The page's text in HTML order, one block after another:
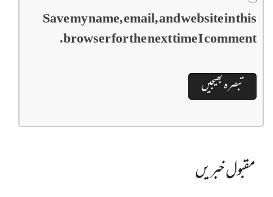
Save my name, email, and website in this
browser for the next time I comment.
مقبول خبریں